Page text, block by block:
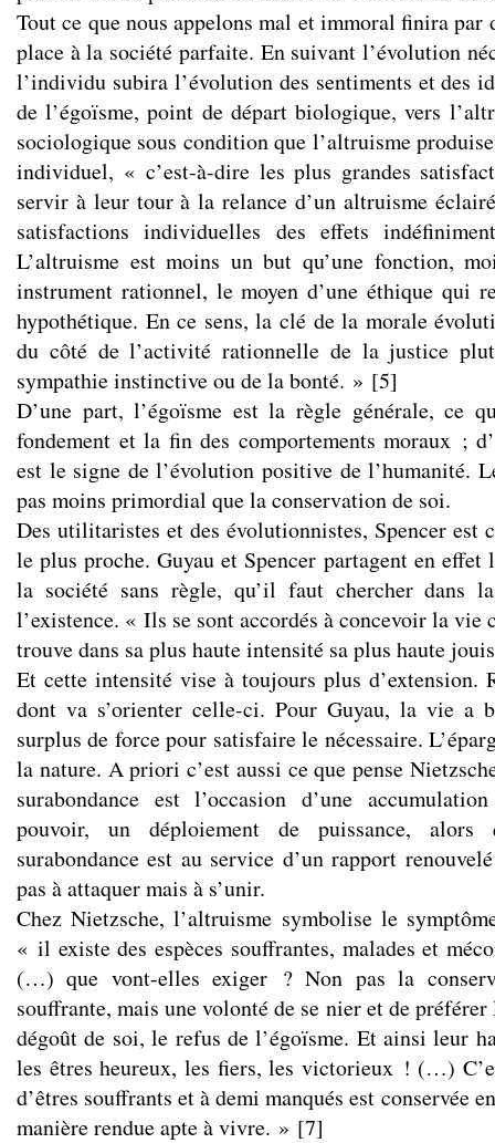
Tout ce que nous appelons mal et immoral finira
place à la société parfaite. En suivant l’évolution
l’individu subira l’évolution des sentiments et des
de l’égoïsme, point de départ biologique, vers
sociologique sous condition que l’altruisme
individuel, « c’est-à-dire les plus grandes
servir à leur tour à la relance d’un altruisme
satisfactions individuelles des effets
L’altruisme est moins un but qu’une fonction,
instrument rationnel, le moyen d’une éthique qui
hypothétique. En ce sens, la clé de la morale
du côté de l’activité rationnelle de la justice
sympathie instinctive ou de la bonté. » [5]
D’une part, l’égoïsme est la règle générale, ce
fondement et la fin des comportements moraux ;
est le signe de l’évolution positive de l’humanité.
pas moins primordial que la conservation de soi.
Des utilitaristes et des évolutionnistes, Spencer est
le plus proche. Guyau et Spencer partagent en effet
la société sans règle, qu’il faut chercher dans
l’existence. « Ils se sont accordés à concevoir la vie
trouve dans sa plus haute intensité sa plus haute
Et cette intensité vise à toujours plus d’extension.
dont va s’orienter celle-ci. Pour Guyau, la vie a
surplus de force pour satisfaire le nécessaire.
la nature. A priori c’est aussi ce que pense
surabondance est l’occasion d’une
pouvoir, un déploiement de puissance,
surabondance est au service d’un rapport
pas à attaquer mais à s’unir.
Chez Nietzsche, l’altruisme symbolise le
« il existe des espèces souffrantes, malades et
(…) que vont-elles exiger ? Non pas la
souffrante, mais une volonté de se nier et de
dégoût de soi, le refus de l’égoïsme. Et ainsi leur
les êtres heureux, les fiers, les victorieux ! (…)
d’êtres souffrants et à demi manqués est conservée
manière rendue apte à vivre. » [7]